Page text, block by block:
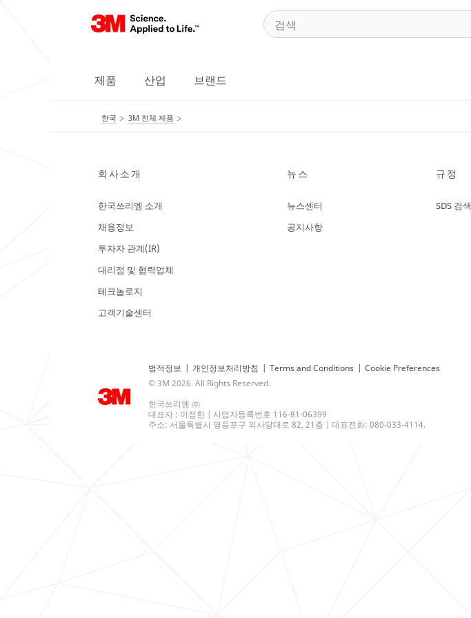
제품 산업 브랜드
한국 3M 전체 제품
회사소개
한국쓰리엠 소개
채용정보
투자자 관계(IR)
대리점 및 협력업체
테크놀로지
고객기술센터
뉴스
뉴스센터
공지사항
규정
SDS 검색
법적정보 | 개인정보처리방침 | Terms and Conditions | Cookie Preferences
© 3M 2026. All Rights Reserved.
한국쓰리엠 ㈜
대표자 : 이정한 | 사업자등록번호 116-81-06399
주소: 서울특별시 영등포구 의사당대로 82, 21층 | 대표전화: 080-033-4114.